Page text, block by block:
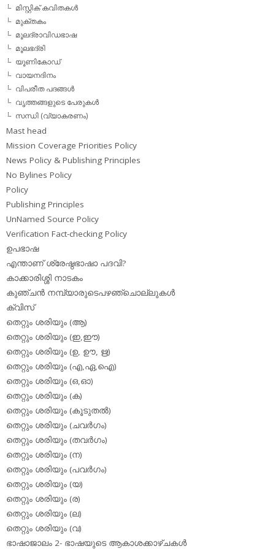
മിസ്റ്റിക് കവിതകള്‍
മുക്തകം
മൂലദ്രാവിഡഭാഷ
മൂലഭദ്രി
യൂണികോഡ്
വായനദിനം
വിപരീത പദങ്ങള്‍
വൃത്തങ്ങളുടെ പേരുകള്‍
സന്ധി (വ്യാകരണം)
Mast head
Mission Coverage Priorities Policy
News Policy & Publishing Principles
No Bylines Policy
Policy
Publishing Principles
UnNamed Source Policy
Verification Fact-checking Policy
ഉപഭാഷ
എന്താണ് ശ്രേഷ്ഠഭാഷാ പദവി?
കാക്കാരിശ്ശി നാടകം
കുഞ്ചന്‍ നമ്പ്യാരുടെപഴഞ്ചൊല്ലുകള്‍
ക്വിസ്
തെറ്റും ശരിയും (ആ)
തെറ്റും ശരിയും (ഇ,ഈ)
തെറ്റും ശരിയും (ഉ, ഊ, ഋ)
തെറ്റും ശരിയും (എ,ഏ,ഐ)
തെറ്റും ശരിയും (ഒ,ഓ)
തെറ്റും ശരിയും (ക)
തെറ്റും ശരിയും (കൂടുതല്‍)
തെറ്റും ശരിയും (ചവര്‍ഗം)
തെറ്റും ശരിയും (തവര്‍ഗം)
തെറ്റും ശരിയും (ന)
തെറ്റും ശരിയും (പവര്‍ഗം)
തെറ്റും ശരിയും (യ)
തെറ്റും ശരിയും (ര)
തെറ്റും ശരിയും (ല)
തെറ്റും ശരിയും (വ)
ഭാഷാജാലം 2- ഭാഷയുടെ ആകാശക്കാഴ്ചകള്‍